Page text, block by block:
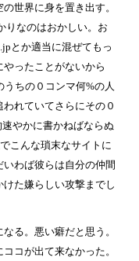
世界に身を置き出す。
りなのはおかしい。お
とか適当に混ぜてもっ
ったことがないから
ちの０コンマ何%の人
れていてさらにその０
やかに書かねばならぬ
こんな瑣末なサイトに
わば彼らは自分の仲間
た嫌らしい攻撃までし
る。悪い癖だと思う。
コが出て来なかった。